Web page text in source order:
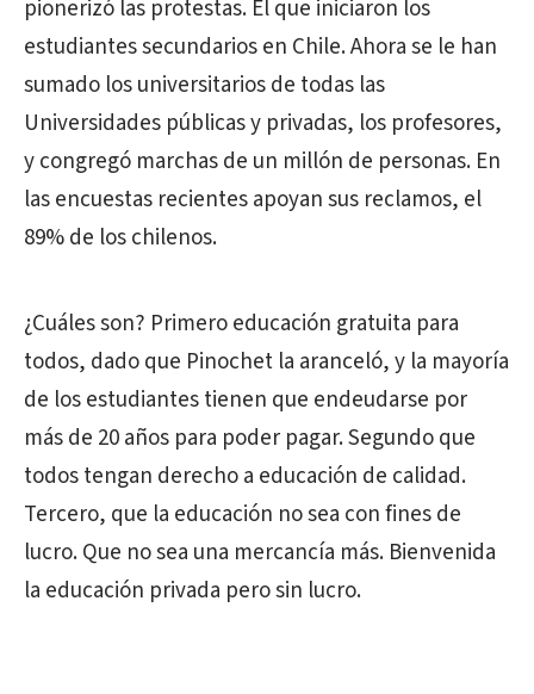
pionerizó las protestas. El que iniciaron los
estudiantes secundarios en Chile. Ahora se le han
sumado los universitarios de todas las
Universidades públicas y privadas, los profesores,
y congregó marchas de un millón de personas. En
las encuestas recientes apoyan sus reclamos, el
89% de los chilenos.
¿Cuáles son? Primero educación gratuita para
todos, dado que Pinochet la aranceló, y la mayoría
de los estudiantes tienen que endeudarse por
más de 20 años para poder pagar. Segundo que
todos tengan derecho a educación de calidad.
Tercero, que la educación no sea con fines de
lucro. Que no sea una mercancía más. Bienvenida
la educación privada pero sin lucro.